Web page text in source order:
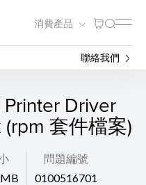
消費產品
聯絡我們
Driver
套件檔案)
問題編號
0100516701